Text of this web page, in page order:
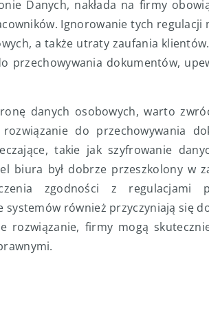
Danych, nakłada na firmy
Ignorowanie tych regulacji
a także utraty zaufania
przechowywania dokumentów,
danych osobowych, warto
do przechowywania
takie jak szyfrowanie
biura był dobrze przeszkolony w
zgodności z regulacjami
systemów również przyczyniają się
rozwiązanie, firmy mogą